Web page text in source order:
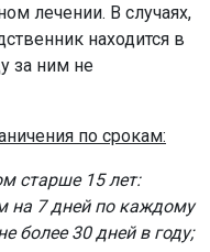
лечении. В случаях,
находится в
за ним не
по срокам:
старше 15 лет:
на 7 дней по каждому
более 30 дней в году;